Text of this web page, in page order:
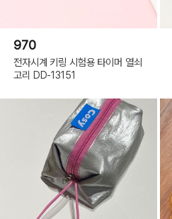
970
전자시계 키링 시험용 타이머 열쇠
고리 DD-13151